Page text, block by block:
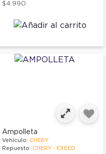
$4.990
Ampolleta
Vehículo: CHERY
Repuesto: CHERY - EXEED